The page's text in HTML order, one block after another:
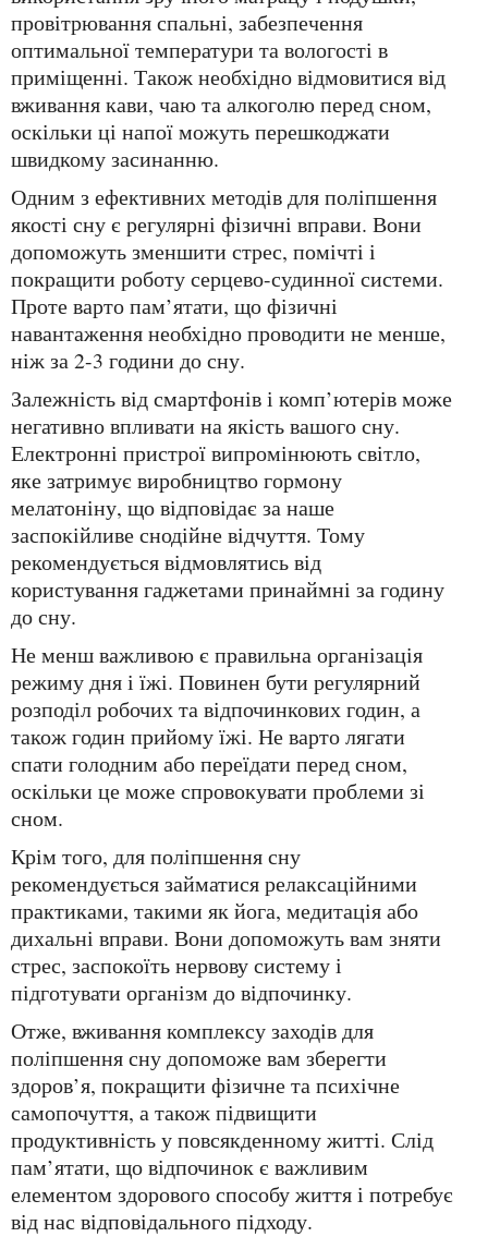
провітрювання спальні, забезпечення
оптимальної температури та вологості в
приміщенні. Також необхідно відмовитися від
вживання кави, чаю та алкоголю перед сном,
оскільки ці напої можуть перешкоджати
швидкому засинанню.
Одним з ефективних методів для поліпшення
якості сну є регулярні фізичні вправи. Вони
допоможуть зменшити стрес, помічті і
покращити роботу серцево-судинної системи.
Проте варто пам’ятати, що фізичні
навантаження необхідно проводити не менше,
ніж за 2-3 години до сну.
Залежність від смартфонів і комп’ютерів може
негативно впливати на якість вашого сну.
Електронні пристрої випромінюють світло,
яке затримує виробництво гормону
мелатоніну, що відповідає за наше
заспокійливе снодійне відчуття. Тому
рекомендується відмовлятись від
користування гаджетами принаймні за годину
до сну.
Не менш важливою є правильна організація
режиму дня і їжі. Повинен бути регулярний
розподіл робочих та відпочинкових годин, а
також годин прийому їжі. Не варто лягати
спати голодним або переїдати перед сном,
оскільки це може спровокувати проблеми зі
сном.
Крім того, для поліпшення сну
рекомендується займатися релаксаційними
практиками, такими як йога, медитація або
дихальні вправи. Вони допоможуть вам зняти
стрес, заспокоїть нервову систему і
підготувати організм до відпочинку.
Отже, вживання комплексу заходів для
поліпшення сну допоможе вам зберегти
здоров’я, покращити фізичне та психічне
самопочуття, а також підвищити
продуктивність у повсякденному житті. Слід
пам’ятати, що відпочинок є важливим
елементом здорового способу життя і потребує
від нас відповідального підходу.